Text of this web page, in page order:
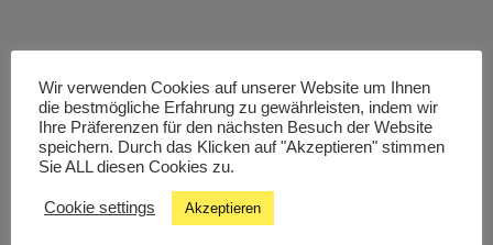
Livestream
Studiochat
Wir verwenden Cookies auf unserer Website um Ihnen
die bestmögliche Erfahrung zu gewährleisten, indem wir
Ihre Präferenzen für den nächsten Besuch der Website
speichern. Durch das Klicken auf "Akzeptieren" stimmen
Sie ALL diesen Cookies zu.
Cookie settings Akzeptieren